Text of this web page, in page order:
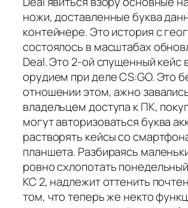
ножи, доставленные буква
контейнере. Это история с
состоялось в масштабах
Deal. Это 2-ой спущенный кейс
орудием при деле CS:GO. Это
отношении этом, ажно
владельцем доступа к ПК,
могут авторизоваться буква
растворять кейсы со
планшета. Разбираясь
ровно схлопотать
КС 2, надлежит оттенить
том, что теперь же некто